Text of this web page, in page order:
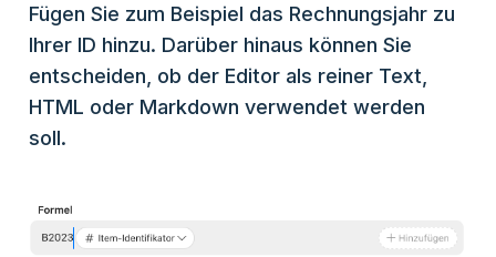
Fügen Sie zum Beispiel das Rechnungsjahr zu
Ihrer ID hinzu. Darüber hinaus können Sie
entscheiden, ob der Editor als reiner Text,
HTML oder Markdown verwendet werden
soll.